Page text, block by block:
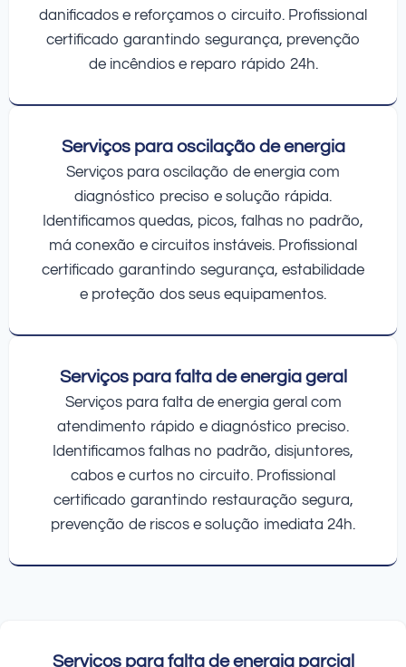
danificados e reforçamos o circuito. Profissional
certificado garantindo segurança, prevenção
de incêndios e reparo rápido 24h.
Serviços para oscilação de energia
Serviços para oscilação de energia com
diagnóstico preciso e solução rápida.
Identificamos quedas, picos, falhas no padrão,
má conexão e circuitos instáveis. Profissional
certificado garantindo segurança, estabilidade
e proteção dos seus equipamentos.
Serviços para falta de energia geral
Serviços para falta de energia geral com
atendimento rápido e diagnóstico preciso.
Identificamos falhas no padrão, disjuntores,
cabos e curtos no circuito. Profissional
certificado garantindo restauração segura,
prevenção de riscos e solução imediata 24h.
Serviços para falta de energia parcial